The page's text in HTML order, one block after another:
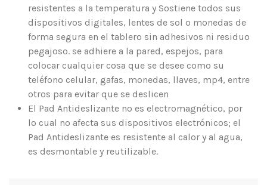
resistentes a la temperatura y Sostiene todos sus
dispositivos digitales, lentes de sol o monedas de
forma segura en el tablero sin adhesivos ni residuo
pegajoso. se adhiere a la pared, espejos, para
colocar cualquier cosa que se desee como su
teléfono celular, gafas, monedas, llaves, mp4, entre
otros para evitar que se deslicen
El Pad Antideslizante no es electromagnético, por
lo cual no afecta sus dispositivos electrónicos; el
Pad Antideslizante es resistente al calor y al agua,
es desmontable y reutilizable.